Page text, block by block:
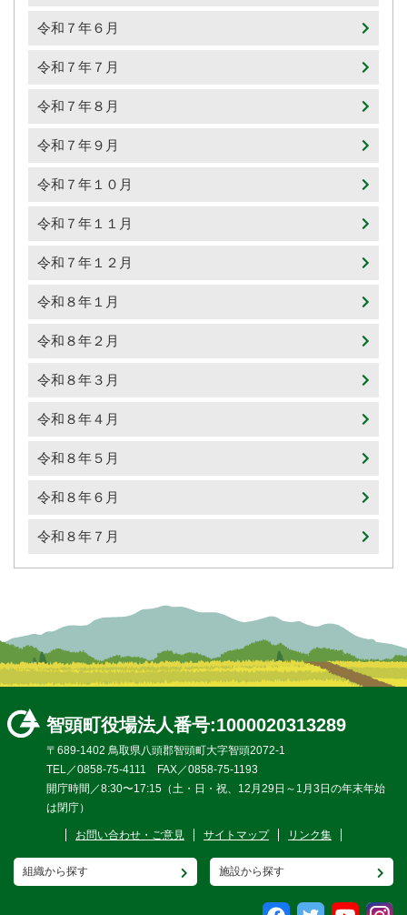
令和７年６月
令和７年７月
令和７年８月
令和７年９月
令和７年１０月
令和７年１１月
令和７年１２月
令和８年１月
令和８年２月
令和８年３月
令和８年４月
令和８年５月
令和８年６月
令和８年７月
智頭町役場法人番号:1000020313289
〒689-1402 鳥取県八頭郡智頭町大字智頭2072-1
TEL／0858-75-4111 FAX／0858-75-1193
開庁時間／8:30〜17:15（土・日・祝、12月29日～1月3日の年末年始
は閉庁）
お問い合わせ・ご意見 サイトマップ リンク集
組織から探す 施設から探す